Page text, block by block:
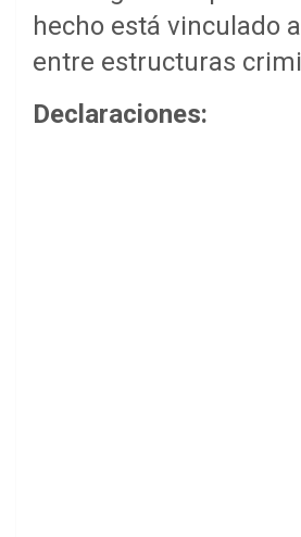
hecho está vinculado
entre estructuras
Declaraciones: